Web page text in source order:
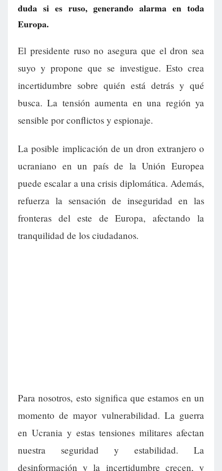
duda si es ruso, generando alarma en toda
Europa.
El presidente ruso no asegura que el dron sea
suyo y propone que se investigue. Esto crea
incertidumbre sobre quién está detrás y qué
busca. La tensión aumenta en una región ya
sensible por conflictos y espionaje.
La posible implicación de un dron extranjero o
ucraniano en un país de la Unión Europea
puede escalar a una crisis diplomática. Además,
refuerza la sensación de inseguridad en las
fronteras del este de Europa, afectando la
tranquilidad de los ciudadanos.
Para nosotros, esto significa que estamos en un
momento de mayor vulnerabilidad. La guerra
en Ucrania y estas tensiones militares afectan
nuestra seguridad y estabilidad. La
desinformación y la incertidumbre crecen, y